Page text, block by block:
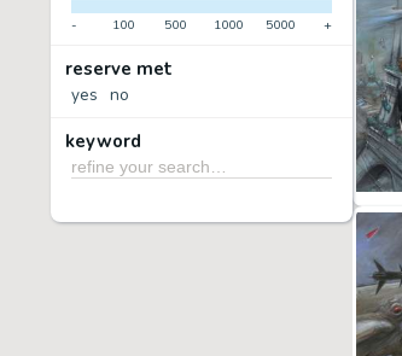
- 100 500 1000 5000 +
reserve met
yes no
keyword